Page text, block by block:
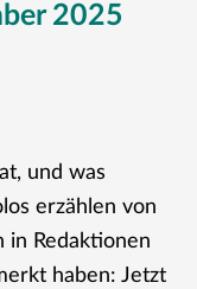
2025
und was
erzählen von
in Redaktionen
haben: Jetzt